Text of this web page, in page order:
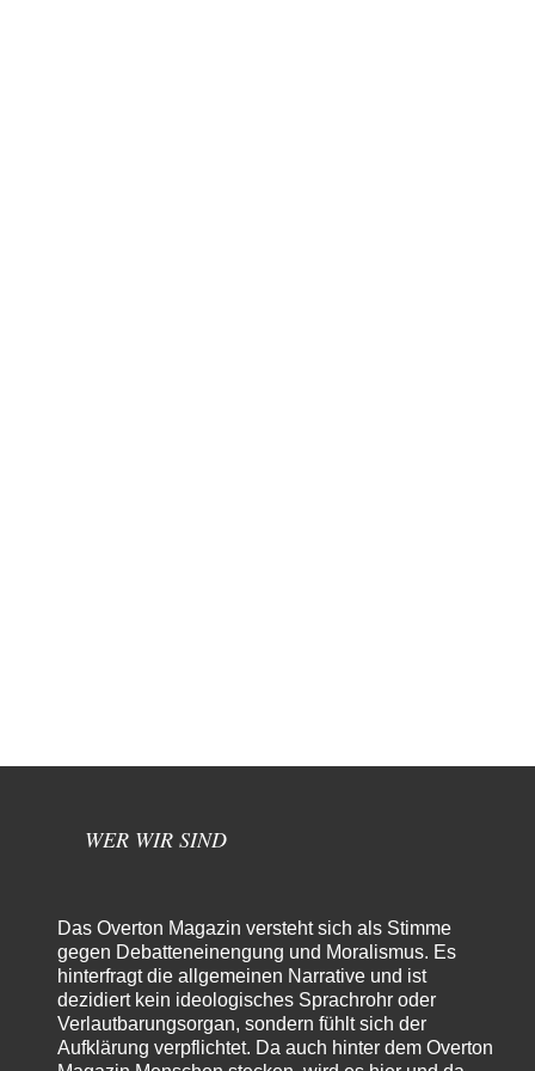
WER WIR SIND
Das Overton Magazin versteht sich als Stimme
gegen Debatteneinengung und Moralismus. Es
hinterfragt die allgemeinen Narrative und ist
dezidiert kein ideologisches Sprachrohr oder
Verlautbarungsorgan, sondern fühlt sich der
Aufklärung verpflichtet. Da auch hinter dem Overton